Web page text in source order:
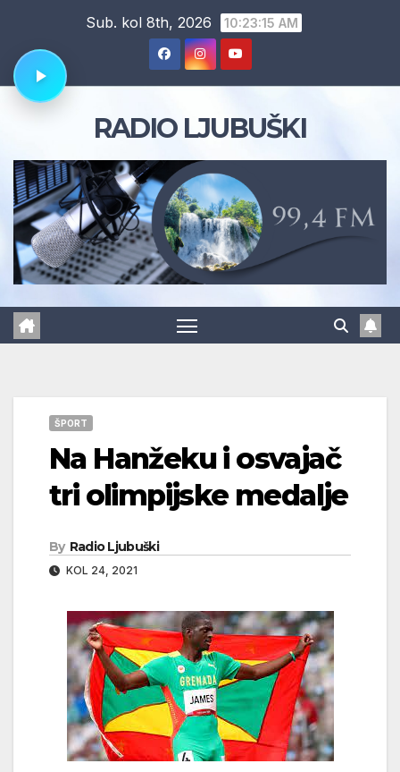
content
Sub. kol 8th, 2026 10:23:16 AM
RADIO LJUBUŠKI
ŠPORT
Na Hanžeku i osvajač
tri olimpijske medalje
By Radio Ljubuški
KOL 24, 2021